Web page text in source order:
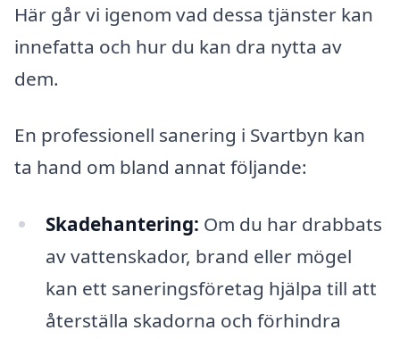
Här går vi igenom vad dessa tjänster kan
innefatta och hur du kan dra nytta av
dem.
En professionell sanering i Svartbyn kan
ta hand om bland annat följande:
Skadehantering: Om du har drabbats
av vattenskador, brand eller mögel
kan ett saneringsföretag hjälpa till att
återställa skadorna och förhindra